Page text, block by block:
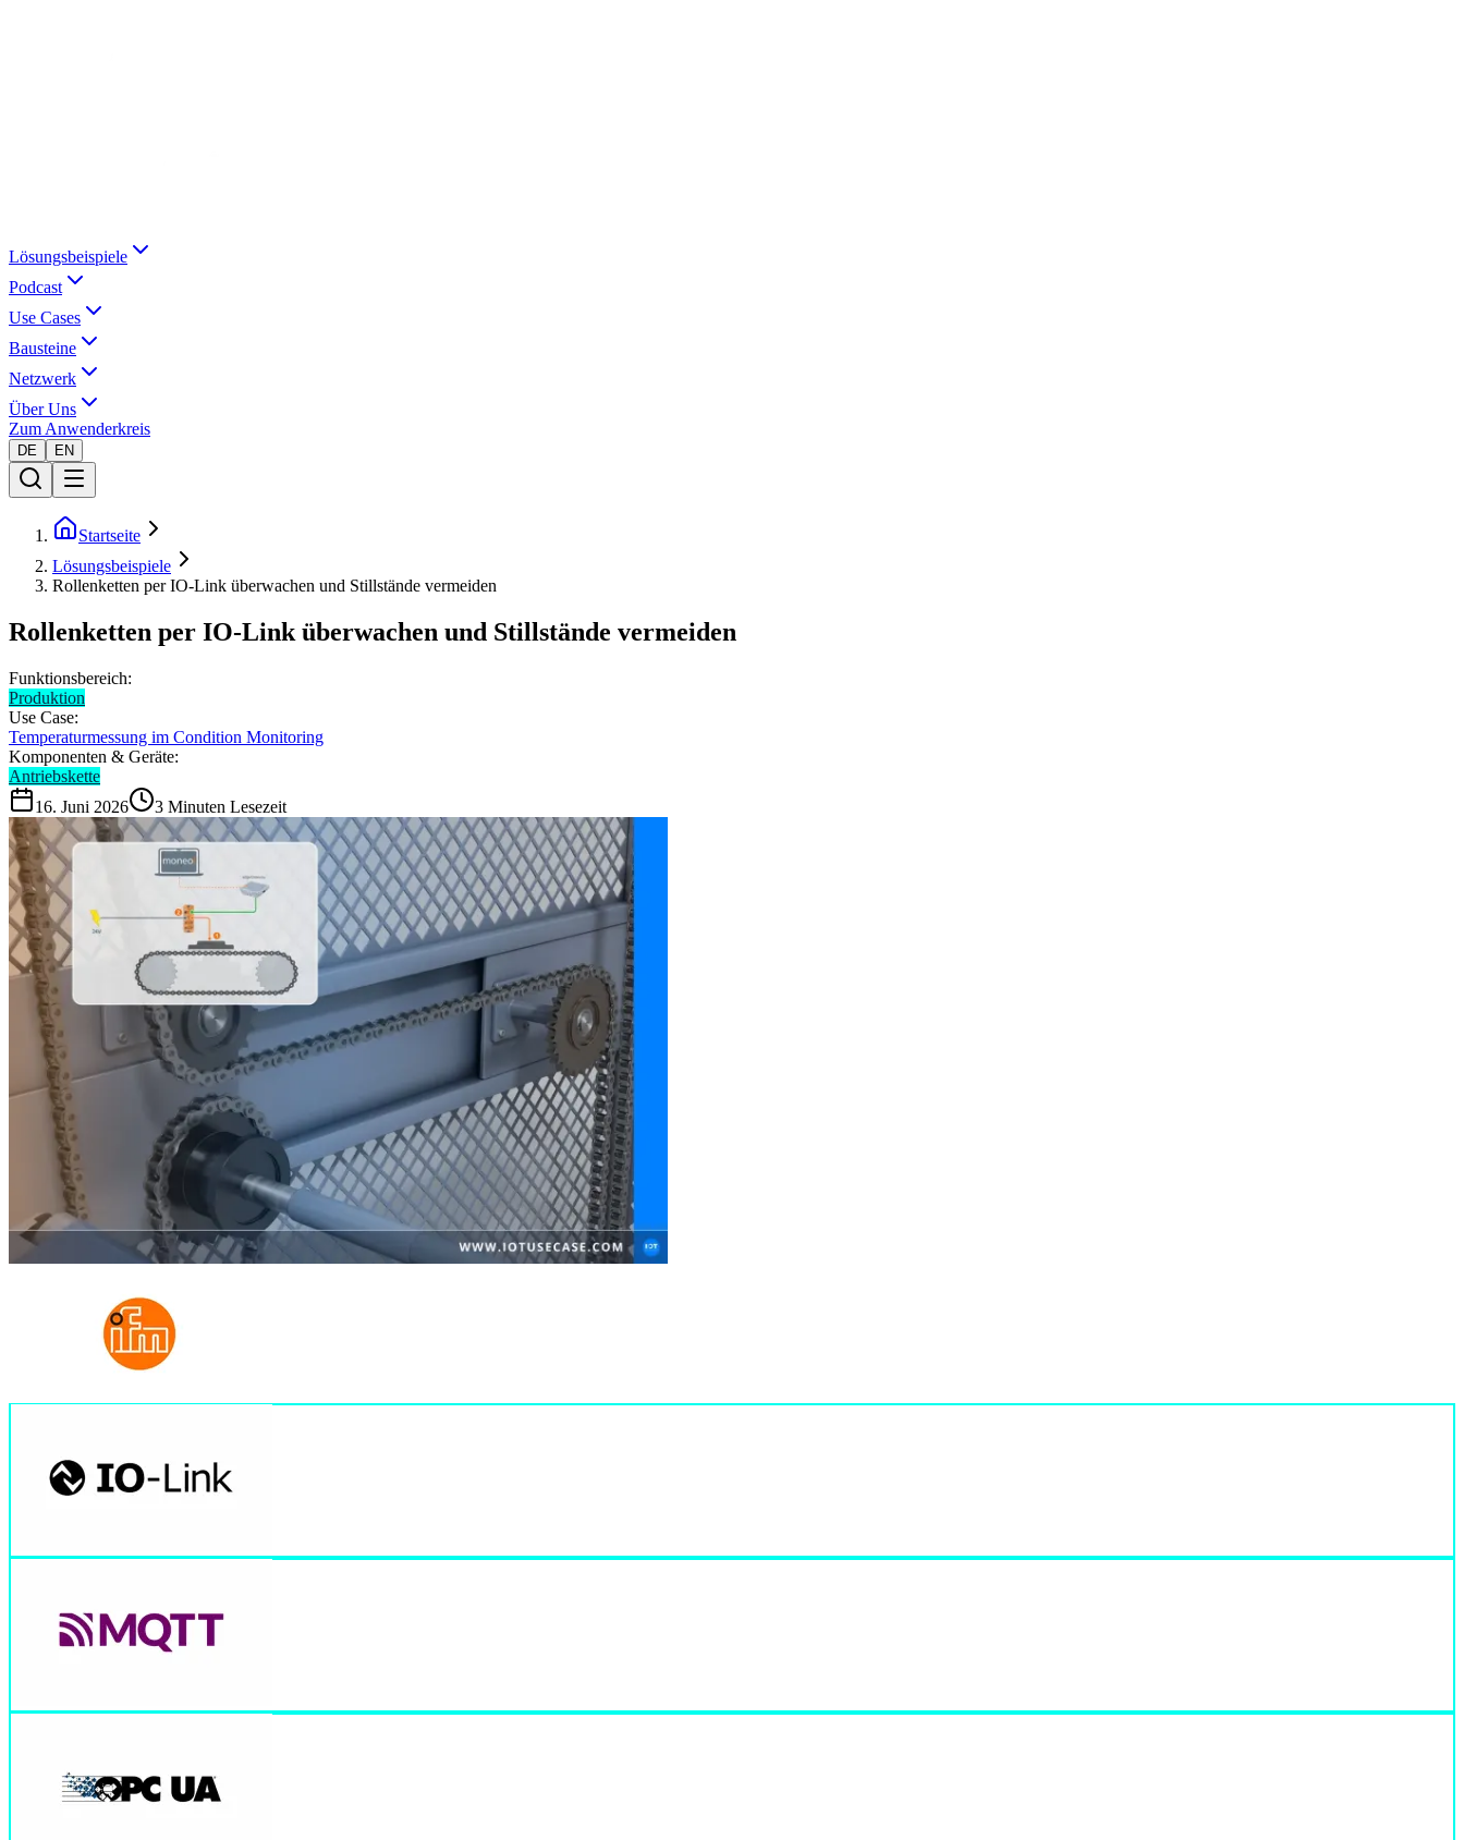
Lösungsbeispiele
Podcast
Use Cases
Bausteine
Netzwerk
Über Uns
Zum Anwenderkreis
DE EN
Startseite
Lösungsbeispiele
Rollenketten per IO-Link überwachen und Stillstände vermeiden
Rollenketten per IO-Link überwachen und Stillstände vermeiden
Funktionsbereich:
Produktion
Use Case:
Temperaturmessung im Condition Monitoring
Komponenten & Geräte:
Antriebskette
16. Juni 2026
3 Minuten Lesezeit